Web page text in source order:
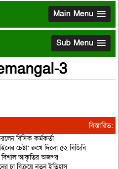
Main Menu
Sub Menu
3
বিস্তারিত:
বিসিক কর্মকর্তা
চেষ্টা: রুখে দিলো ৫২ বিজিবি
বিশাল আকৃতির অজগর
চা বিক্রয়ে নতুন ইতিহাস